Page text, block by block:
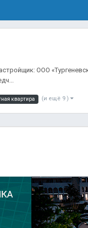
ООО
квартира (и ещё 9 )